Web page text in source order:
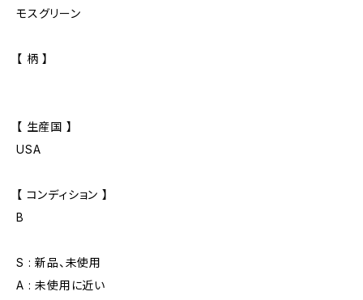
モスグリーン
【 柄 】
【 生産国 】
USA
【 コンディション 】
B
S : 新品、未使用
A : 未使用に近い